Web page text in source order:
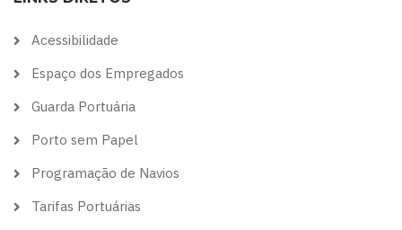
Acessibilidade
Espaço dos Empregados
Guarda Portuária
Porto sem Papel
Programação de Navios
Tarifas Portuárias